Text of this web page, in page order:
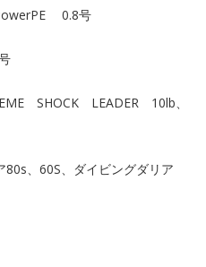
0.8号
SHOCK LEADER 10lb、
、60S、ダイビングダリア